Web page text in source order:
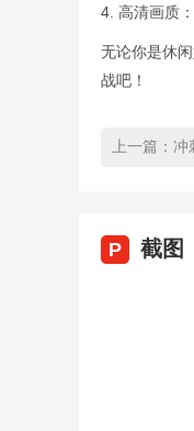
4. 高清画质
无论你是休
战吧！
上一篇： 冲
P 截图